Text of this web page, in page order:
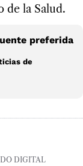
de la Salud.
preferida
de
DIGITAL